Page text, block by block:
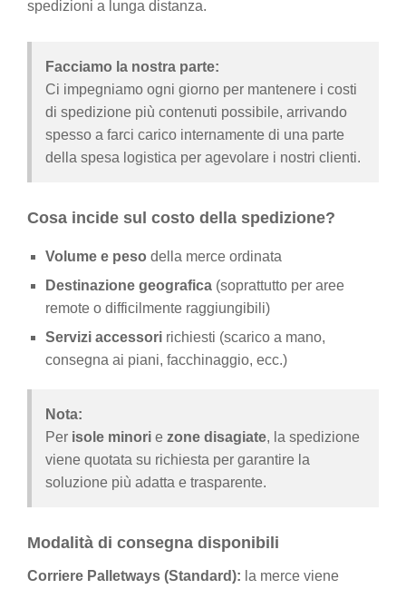
spedizioni a lunga distanza.
Facciamo la nostra parte:
Ci impegniamo ogni giorno per mantenere i costi
di spedizione più contenuti possibile, arrivando
spesso a farci carico internamente di una parte
della spesa logistica per agevolare i nostri clienti.
Cosa incide sul costo della spedizione?
Volume e peso della merce ordinata
Destinazione geografica (soprattutto per aree
remote o difficilmente raggiungibili)
Servizi accessori richiesti (scarico a mano,
consegna ai piani, facchinaggio, ecc.)
Nota:
Per isole minori e zone disagiate, la spedizione
viene quotata su richiesta per garantire la
soluzione più adatta e trasparente.
Modalità di consegna disponibili
Corriere Palletways (Standard): la merce viene